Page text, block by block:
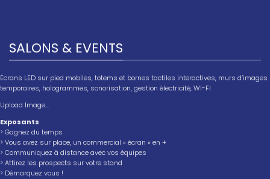
SALONS & EVENTS
Ecrans LED sur pied mobiles, totems et bornes tactiles interactives, murs d’images
temporaires, hologrammes, sonorisation, gestion électricité, WI-FI
Upload Image...
Exposants
> Gagnez du temps
> Vous avez sur place, un commercial « écran » en +
> Communiquez à distance avec vos équipes
> Attirez les prospects sur votre stand
> Démarquez vous !